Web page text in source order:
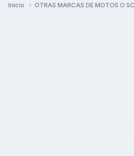
Inicio OTRAS MARCAS DE MOTOS O